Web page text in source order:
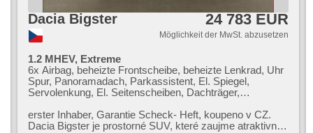
Dacia Bigster 24 783 EUR
Möglichkeit der MwSt. abzusetzen
1.2 MHEV, Extreme
6x Airbag, beheizte Frontscheibe, beheizte Lenkrad, Uhr
Spur, Panoramadach, Parkassistent, El. Spiegel,
Servolenkung, El. Seitenscheiben, Dachträger,
Antriebsschlupfregelung (ASR), Zentralverriegelung,
Bordcomputer, El. Klappspiegel, Elektronisches
erster Inhaber,​ Garantie Scheck​- Heft,​ koupeno v CZ.
Dacia Bigster je prostorné SUV,​ které zaujme atraktivní